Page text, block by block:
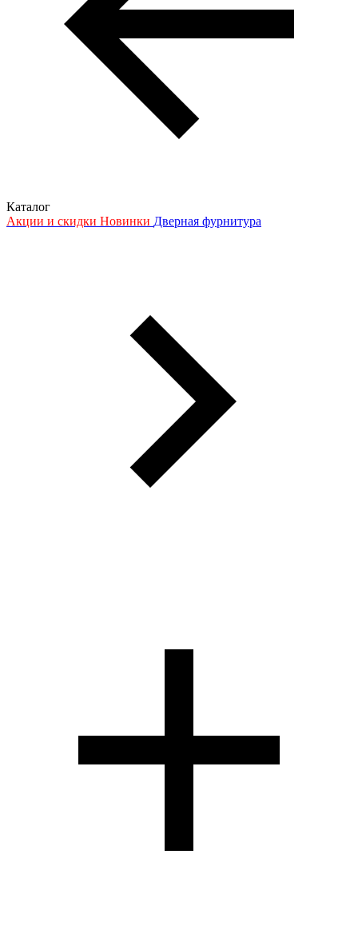
Каталог
Акции и скидки Новинки Дверная фурнитура